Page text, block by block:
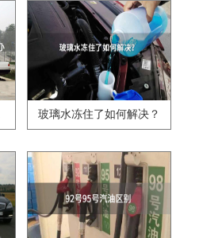
玻璃水冻住了如何解决？